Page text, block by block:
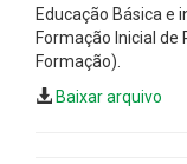
Educação Básica e
Formação Inicial de
Formação).
Baixar arquivo